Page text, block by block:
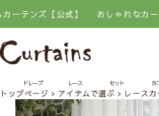
式】 おしゃれなカーテン・オーダ
ドレープ レース セット カ
トップページ アイテムで選ぶ レースカ